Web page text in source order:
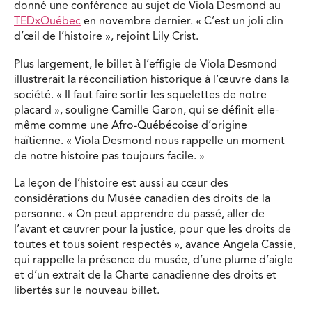
donné une conférence au sujet de Viola Desmond au
TEDxQuébec en novembre dernier. « C’est un joli clin
d’œil de l’histoire », rejoint Lily Crist.
Plus largement, le billet à l’effigie de Viola Desmond
illustrerait la réconciliation historique à l’œuvre dans la
société. « Il faut faire sortir les squelettes de notre
placard », souligne Camille Garon, qui se définit elle-
même comme une Afro-Québécoise d’origine
haïtienne. « Viola Desmond nous rappelle un moment
de notre histoire pas toujours facile. »
La leçon de l’histoire est aussi au cœur des
considérations du Musée canadien des droits de la
personne. « On peut apprendre du passé, aller de
l’avant et œuvrer pour la justice, pour que les droits de
toutes et tous soient respectés », avance Angela Cassie,
qui rappelle la présence du musée, d’une plume d’aigle
et d’un extrait de la Charte canadienne des droits et
libertés sur le nouveau billet.